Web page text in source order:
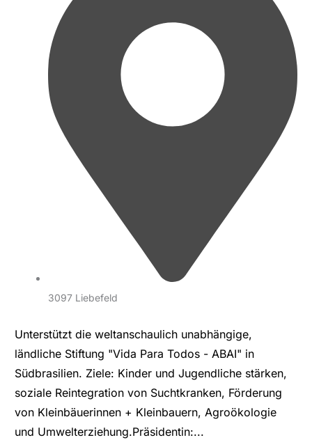
3097 Liebefeld
Unterstützt die weltanschaulich unabhängige,
ländliche Stiftung "Vida Para Todos - ABAI" in
Südbrasilien. Ziele: Kinder und Jugendliche stärken,
soziale Reintegration von Suchtkranken, Förderung
von Kleinbäuerinnen + Kleinbauern, Agroökologie
und Umwelterziehung.Präsidentin:...